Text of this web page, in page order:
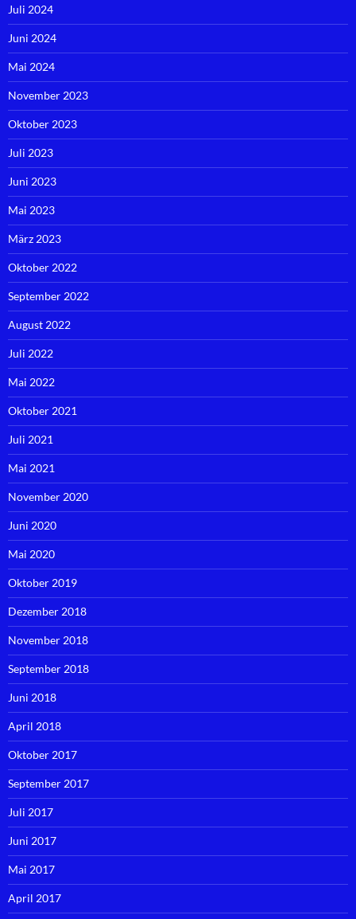
Juli 2024
Juni 2024
Mai 2024
November 2023
Oktober 2023
Juli 2023
Juni 2023
Mai 2023
März 2023
Oktober 2022
September 2022
August 2022
Juli 2022
Mai 2022
Oktober 2021
Juli 2021
Mai 2021
November 2020
Juni 2020
Mai 2020
Oktober 2019
Dezember 2018
November 2018
September 2018
Juni 2018
April 2018
Oktober 2017
September 2017
Juli 2017
Juni 2017
Mai 2017
April 2017